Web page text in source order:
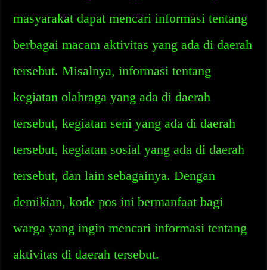
masyarakat dapat mencari informasi tentang
berbagai macam aktivitas yang ada di daerah
tersebut. Misalnya, informasi tentang
kegiatan olahraga yang ada di daerah
tersebut, kegiatan seni yang ada di daerah
tersebut, kegiatan sosial yang ada di daerah
tersebut, dan lain sebagainya. Dengan
demikian, kode pos ini bermanfaat bagi
warga yang ingin mencari informasi tentang
aktivitas di daerah tersebut.